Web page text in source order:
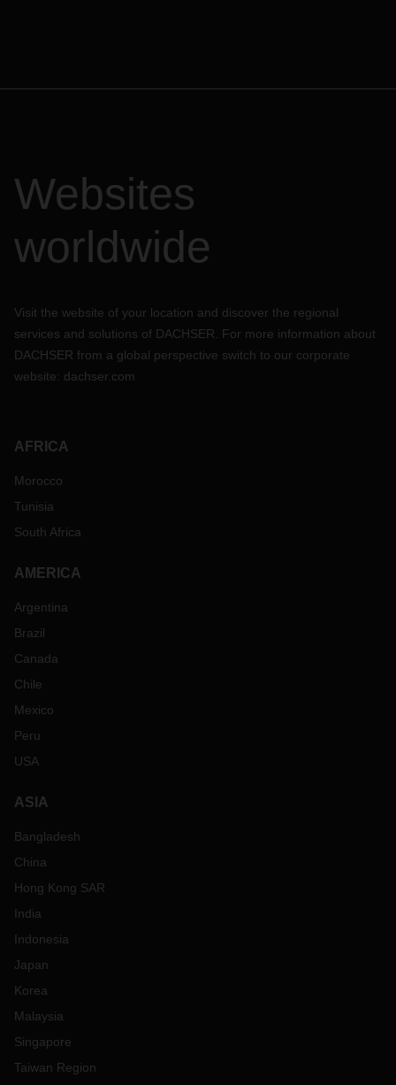
Websites
worldwide
Visit the website of your location and discover the regional
services and solutions of DACHSER. For more information about
DACHSER from a global perspective switch to our corporate
website: dachser.com
AFRICA
Morocco
Tunisia
South Africa
AMERICA
Argentina
Brazil
Canada
Chile
Mexico
Peru
USA
ASIA
Bangladesh
China
Hong Kong SAR
India
Indonesia
Japan
Korea
Malaysia
Singapore
Taiwan Region